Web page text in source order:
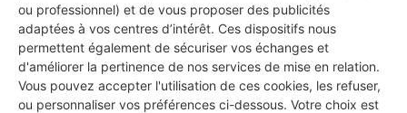
ou professionnel) et de vous proposer des publicités
adaptées à vos centres d’intérêt. Ces dispositifs nous
permettent également de sécuriser vos échanges et
d'améliorer la pertinence de nos services de mise en relation.
Vous pouvez accepter l'utilisation de ces cookies, les refuser,
ou personnaliser vos préférences ci-dessous. Votre choix est
DEMANDER UN DEVIS